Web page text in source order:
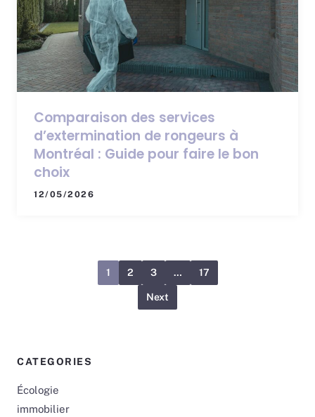
Comparaison des services
d’extermination de rongeurs à
Montréal : Guide pour faire le bon
choix
12/05/2026
1 2 3 … 17
Next
CATEGORIES
Écologie
immobilier